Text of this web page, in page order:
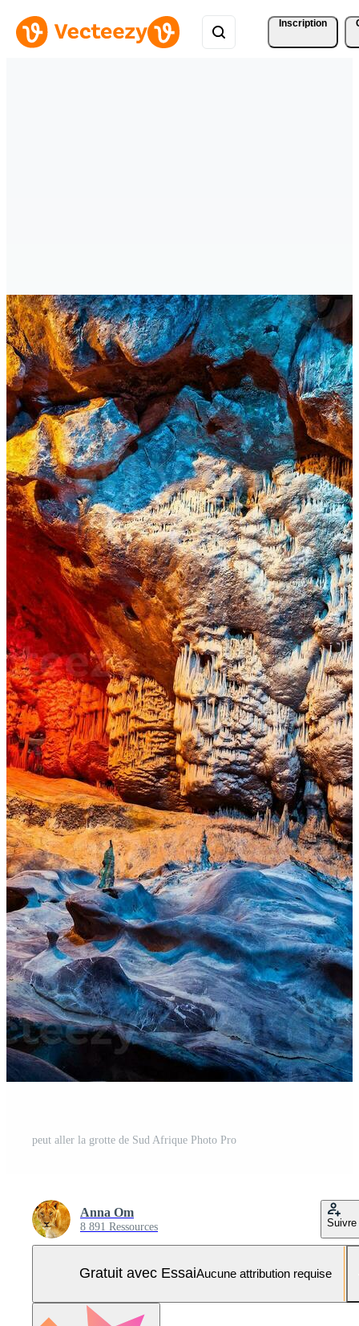
Inscription
peut aller la grotte de Sud Afrique Photo Pro
Anna Om
8 891 Ressources Suivre
Gratuit avec EssaiAucune attribution requise